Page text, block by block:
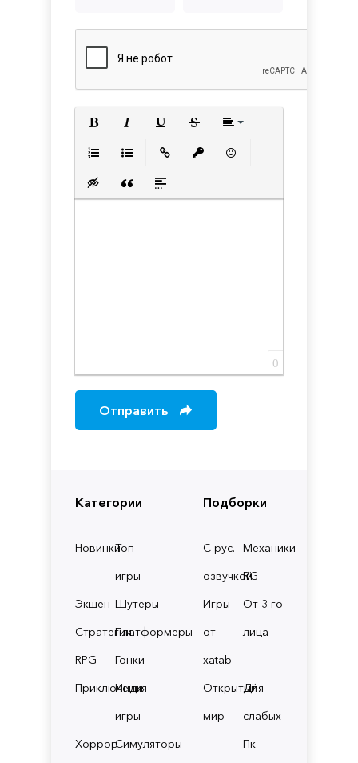
Категории
НовинкиТоп
игры
Экшен Шутеры
СтратегииПлатформеры
RPG
Гонки
Приключения
Инди
игры
ХоррорСимуляторы
Подборки
С рус.
озвучкой
Механики
RG
Игры
от
xatab
От 3-го
лица
Открытый
мир
Для
слабых
Пк
Вставка скрытого текста
Вставка цитаты
Вставка спойлера
0
Отправить